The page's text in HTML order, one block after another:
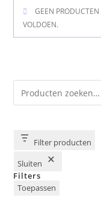
GEEN
VOLDOEN.
Zoeken
Filter producten
Sluiten
Filters
Toepassen